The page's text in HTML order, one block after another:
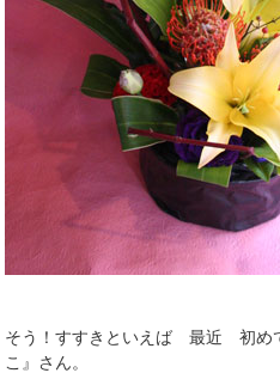
そう！すすきといえば 最近 初め
こ』さん。